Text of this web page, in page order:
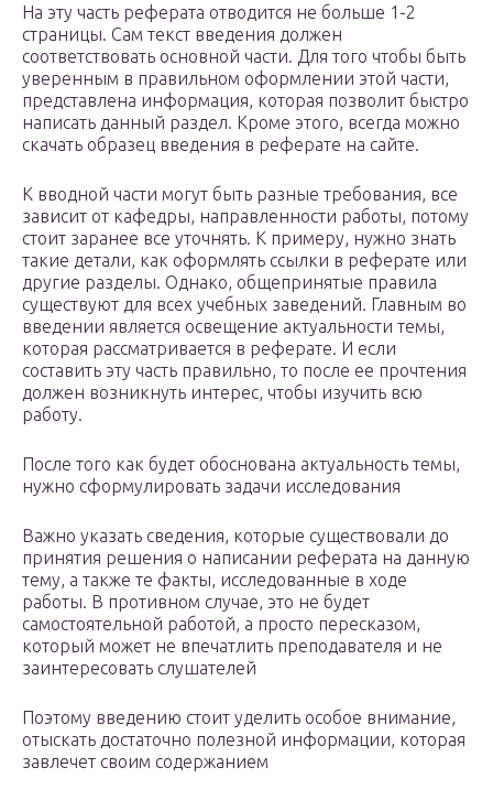
На эту часть реферата отводится не больше 1-2
страницы. Сам текст введения должен
соответствовать основной части. Для того чтобы быть
уверенным в правильном оформлении этой части,
представлена информация, которая позволит быстро
написать данный раздел. Кроме этого, всегда можно
скачать образец введения в реферате на сайте.
К вводной части могут быть разные требования, все
зависит от кафедры, направленности работы, потому
стоит заранее все уточнять. К примеру, нужно знать
такие детали, как оформлять ссылки в реферате или
другие разделы. Однако, общепринятые правила
существуют для всех учебных заведений. Главным во
введении является освещение актуальности темы,
которая рассматривается в реферате. И если
составить эту часть правильно, то после ее прочтения
должен возникнуть интерес, чтобы изучить всю
работу.
После того как будет обоснована актуальность темы,
нужно сформулировать задачи исследования
Важно указать сведения, которые существовали до
принятия решения о написании реферата на данную
тему, а также те факты, исследованные в ходе
работы. В противном случае, это не будет
самостоятельной работой, а просто пересказом,
который может не впечатлить преподавателя и не
заинтересовать слушателей
Поэтому введению стоит уделить особое внимание,
отыскать достаточно полезной информации, которая
завлечет своим содержанием